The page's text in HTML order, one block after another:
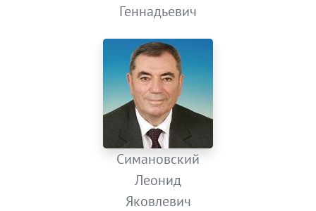
Геннадьевич
Симановский
Леонид
Яковлевич